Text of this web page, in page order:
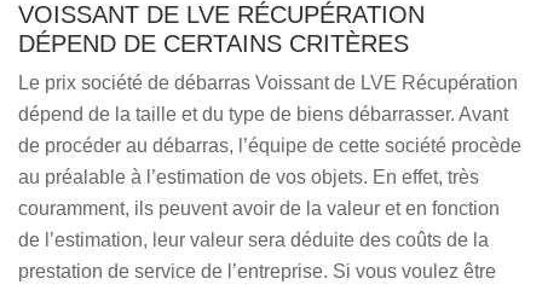
VOISSANT DE LVE RÉCUPÉRATION
DÉPEND DE CERTAINS CRITÈRES
Le prix société de débarras Voissant de LVE Récupération
dépend de la taille et du type de biens débarrasser. Avant
de procéder au débarras, l’équipe de cette société procède
au préalable à l’estimation de vos objets. En effet, très
couramment, ils peuvent avoir de la valeur et en fonction
de l’estimation, leur valeur sera déduite des coûts de la
prestation de service de l’entreprise. Si vous voulez être